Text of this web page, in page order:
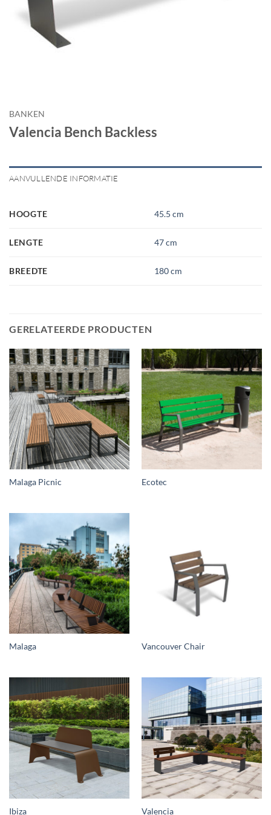
BANKEN
Valencia Bench Backless
AANVULLENDE INFORMATIE
HOOGTE 45.5 cm
LENGTE 47 cm
BREEDTE 180 cm
GERELATEERDE PRODUCTEN
Malaga Picnic Ecotec
Malaga Vancouver Chair
Ibiza Valencia